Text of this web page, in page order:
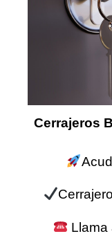
Cerrajeros
Llama